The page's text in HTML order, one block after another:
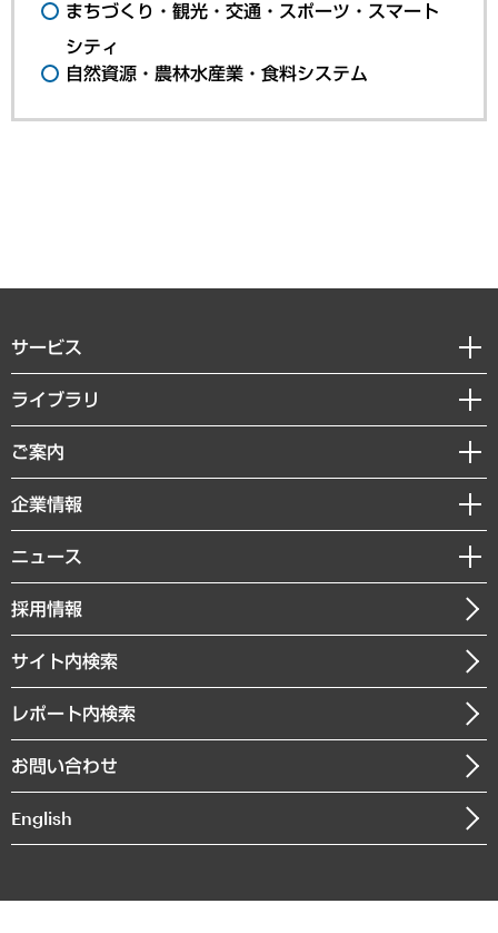
まちづくり・観光・交通・スポーツ・スマート
シティ
自然資源・農林水産業・食料システム
サービス
経営戦略
組織・人事戦略
デジタルイノベーション
共生・ダイバーシティ
GRC（ガバナンス・リスク・コンプライアンス）・防災（政策）
経済・産業・雇用・労働
まちづくり・観光・交通・スポーツ・スマートシティ
自然資源・農林水産業・食料システム
ライブラリ
経済調査
レポート
コラム
経営用語集
受託・受注実績（官公庁関連）
メディア掲載・出演
ご案内
セミナー・イベント情報
MUFGビジネスセミナー
受託案件情報
企業情報
私たちの想い
社長メッセージ
会社概要
沿革
組織図・本部部室紹介
インドネシア現地法人
個人情報保護方針
ニュース
ニュースリリース
お知らせ
採用情報
サイト内検索
レポート内検索
お問い合わせ
English